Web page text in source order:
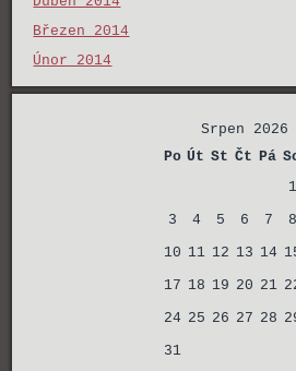
Březen 2014
Únor 2014
Srpen 2026
Po Út St Čt Pá
1
3
4 5 6 7 8
10 11 12 13 14
17 18 19 20 21
24 25 26 27 28
31